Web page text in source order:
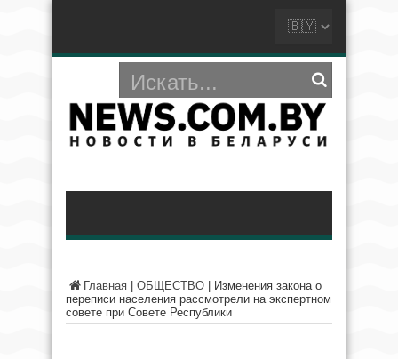
Главная ОБЩЕСТВО
Изменения закона о
переписи населения рассмотрели на экспертном
совете при Совете Республики